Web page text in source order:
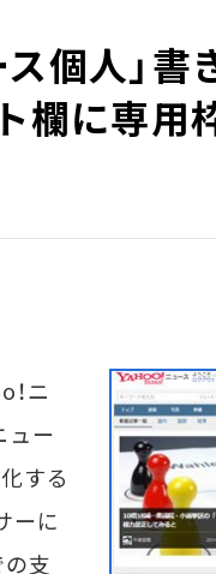
ス個人」
欄に専用
ニ
ュー
する
ーに
支